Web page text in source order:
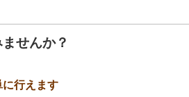
せんか？
行えます